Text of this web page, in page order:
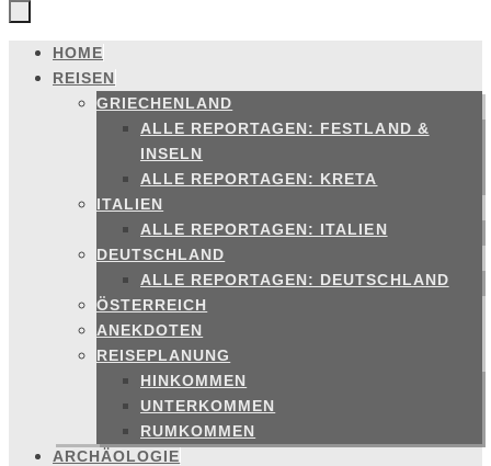
Zum
Inhalt
springen
HOME
REISEN
GRIECHENLAND
ALLE REPORTAGEN: FESTLAND &
INSELN
ALLE REPORTAGEN: KRETA
ITALIEN
ALLE REPORTAGEN: ITALIEN
DEUTSCHLAND
ALLE REPORTAGEN: DEUTSCHLAND
ÖSTERREICH
ANEKDOTEN
REISEPLANUNG
HINKOMMEN
UNTERKOMMEN
RUMKOMMEN
ARCHÄOLOGIE